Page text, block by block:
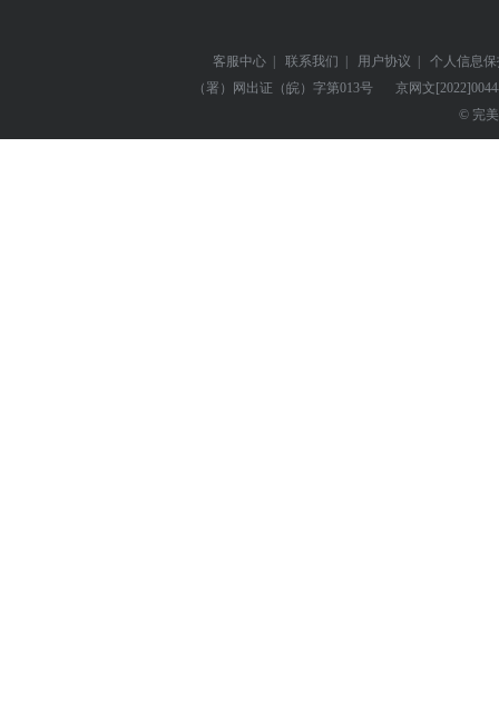
客服中心 | 联系我们 | 用户协议 |
个人信息
（署）网出证（皖）字第013号
京网文
© 完美